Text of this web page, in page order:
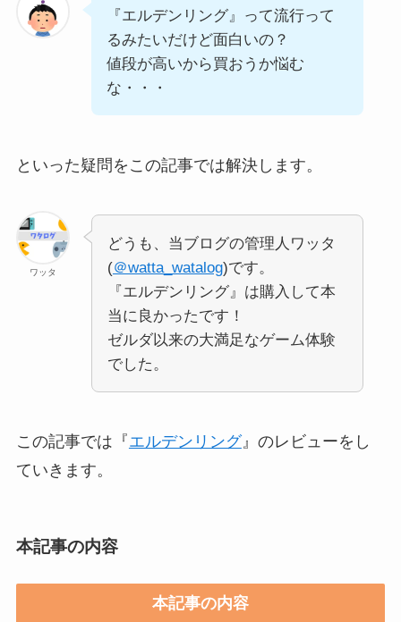
『エルデンリング』って流行って
るみたいだけど面白いの？
値段が高いから買おうか悩む
な・・・
といった疑問をこの記事では解決します。
ワッタ
どうも、当ブログの管理人ワッタ
(＠watta_watalog)です。
『エルデンリング』は購入して本
当に良かったです！
ゼルダ以来の大満足なゲーム体験
でした。
この記事では『エルデンリング』のレビューをし
ていきます。
本記事の内容
本記事の内容